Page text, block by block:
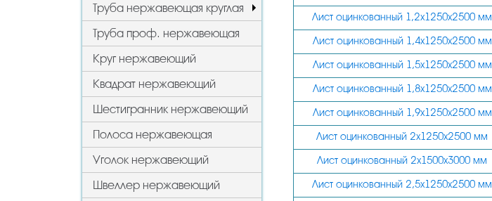
Труба нержавеющая круглая
Труба проф. нержавеющая
Круг нержавеющий
Квадрат нержавеющий
Шестигранник нержавеющий
Полоса нержавеющая
Уголок нержавеющий
Швеллер нержавеющий
2
2,5
3
Лист оцинкованный 1,2х1250х2500 мм
Лист оцинкованный 1,4х1250х2500 мм
Лист оцинкованный 1,5х1250х2500 мм
Лист оцинкованный 1,8х1250х2500 мм
Лист оцинкованный 1,9х1250х2500 мм
Лист оцинкованный 2х1250х2500 мм
Лист оцинкованный 2х1500х3000 мм
Лист оцинкованный 2,5х1250х2500 мм